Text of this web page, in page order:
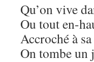
Qu’on vive
Ou tout en-
Accroché à
On tombe un